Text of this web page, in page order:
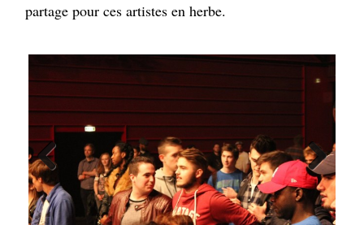
partage pour ces artistes en herbe.
Previo
us
Next